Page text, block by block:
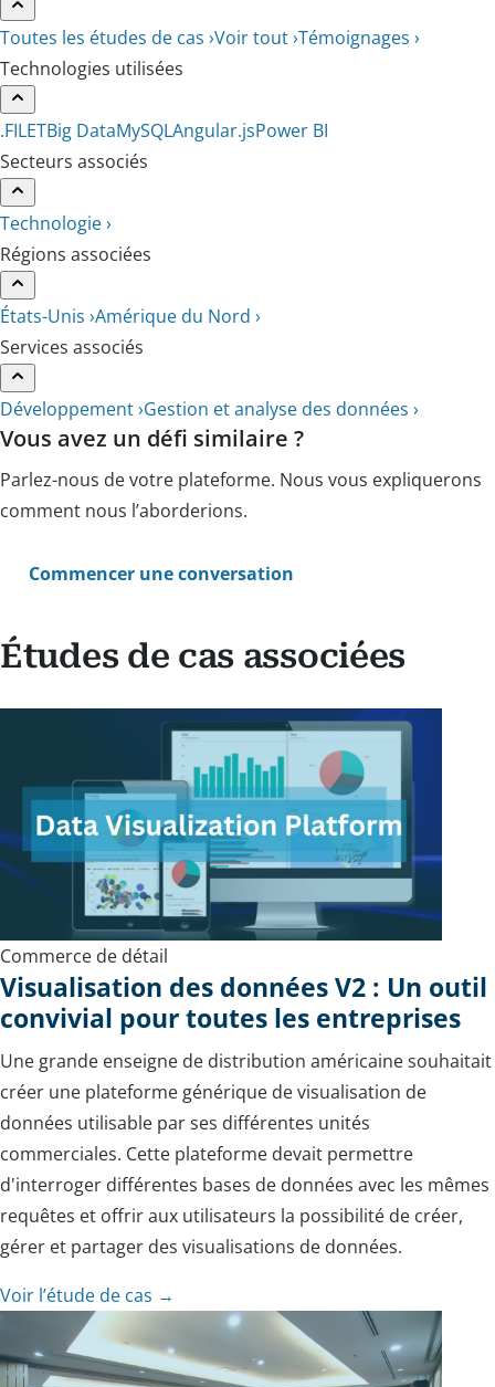
Toutes les études de cas ›Voir tout ›Témoignages ›
Technologies utilisées
.FILETBig DataMySQLAngular.jsPower BI
Secteurs associés
Technologie ›
Régions associées
États-Unis ›Amérique du Nord ›
Services associés
Développement ›Gestion et analyse des données ›
Vous avez un défi similaire ?
Parlez-nous de votre plateforme. Nous vous expliquerons
comment nous l’aborderions.
Commencer une conversation
Études de cas associées
Commerce de détail
Visualisation des données V2 : Un outil
convivial pour toutes les entreprises
Une grande enseigne de distribution américaine souhaitait
créer une plateforme générique de visualisation de
données utilisable par ses différentes unités
commerciales. Cette plateforme devait permettre
d'interroger différentes bases de données avec les mêmes
requêtes et offrir aux utilisateurs la possibilité de créer,
gérer et partager des visualisations de données.
Voir l’étude de cas →